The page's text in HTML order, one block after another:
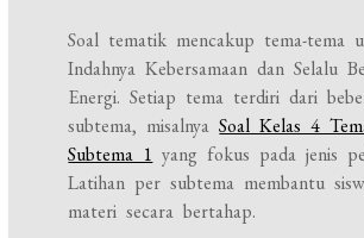
Soal tematik mencakup tema-tema
Indahnya Kebersamaan dan Selalu
Energi. Setiap tema terdiri dari
subtema, misalnyaSoal Kelas 4
Subtema 1 yang fokus pada jenis
Latihan per subtema membantu
materi secara bertahap.